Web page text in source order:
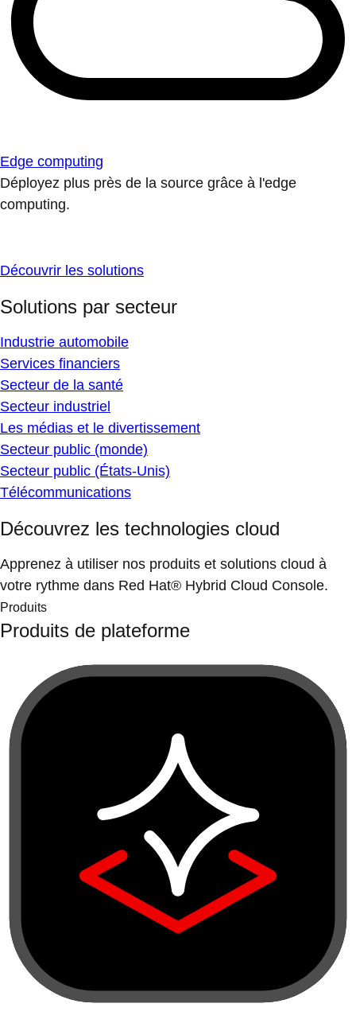
Edge computing
Déployez plus près de la source grâce à l'edge
computing.
Découvrir les solutions
Solutions par secteur
Industrie automobile
Services financiers
Secteur de la santé
Secteur industriel
Les médias et le divertissement
Secteur public (monde)
Secteur public (États-Unis)
Télécommunications
Découvrez les technologies cloud
Apprenez à utiliser nos produits et solutions cloud à
votre rythme dans Red Hat® Hybrid Cloud Console.
Produits
Produits de plateforme